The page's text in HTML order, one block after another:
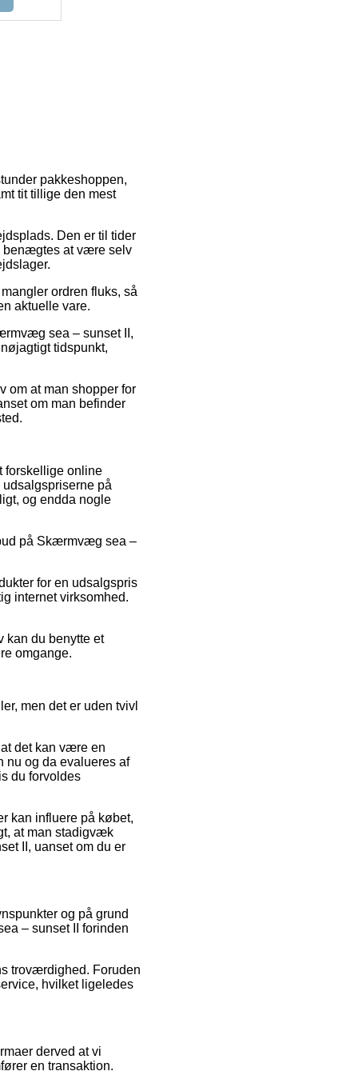
pakkeshoppen,
tit tillige den mest
Den er til tider
benægtes at være selv
ordren fluks, så
aktuelle vare.
sea – sunset II,
tidspunkt,
om at man shopper for
om man befinder
forskellige online
på
og endda nogle
på Skærmvæg sea –
for en udsalgspris
internet virksomhed.
kan du benytte et
omgange.
men det er uden tvivl
det kan være en
nu og da evalueres af
du forvoldes
kan influere på købet,
at man stadigvæk
II, uanset om du er
og på grund
– sunset II forinden
troværdighed. Foruden
hvilket ligeledes
derved at vi
en transaktion.